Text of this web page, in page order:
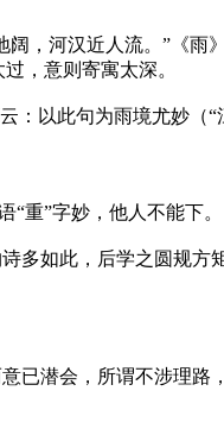
，河汉近人流。”《雨
，意则寄寓太深。
：以此句为雨境尤妙（“
重”字妙，他人不能下。
多如此，后学之圆规方
已潜会，所谓不涉理路